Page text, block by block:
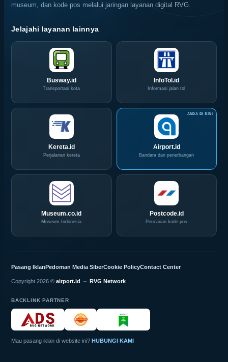
di
City
Surabaya
Akhir
dan
e-
Commerce
di
IPA
Convex
2026
museum, dan kode pos melalui jaringan layanan digital RVG.
Jelajahi layanan lainnya
Busway.id
Transportasi kota
InfoTol.id
Informasi jalan tol
Kereta.id
Perjalanan kereta
Airport.id
Bandara dan penerbangan
Museum.co.id
Museum Indonesia
Postcode.id
Pencarian kode pos
Pasang IklanPedoman Media SiberCookie PolicyContact Center
Copyright 2026 © airport.id – RVG Network
BACKLINK PARTNER
Mau pasang iklan di website ini? HUBUNGI KAMI